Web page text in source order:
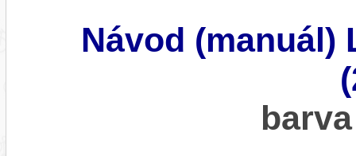
Návod (manuál)